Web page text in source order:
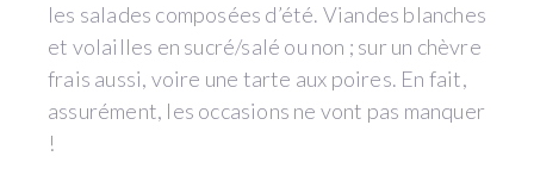
les salades composées d’été. Viandes blanches
et volailles en sucré/salé ou non ; sur un chèvre
frais aussi, voire une tarte aux poires. En fait,
assurément, les occasions ne vont pas manquer
!